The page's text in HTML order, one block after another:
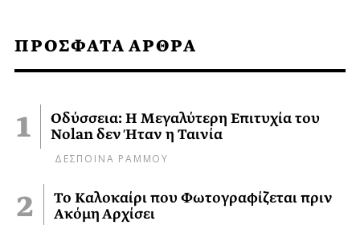
ΠΡΟΣΦΑΤΑ ΑΡΘΡΑ
Οδύσσεια: Η Μεγαλύτερη Επιτυχία του
Nolan δεν Ήταν η Ταινία
ΔΕΣΠΟΙΝΑ ΡΑΜΜΟΥ
Το Καλοκαίρι που Φωτογραφίζεται πριν
Ακόμη Αρχίσει